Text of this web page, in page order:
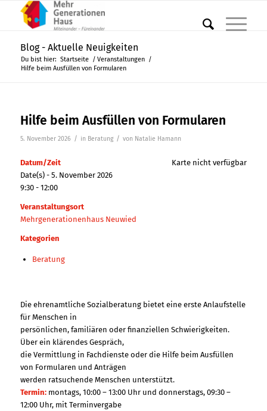
Blog - Aktuelle Neuigkeiten
Du bist hier: Startseite / Veranstaltungen /
Hilfe beim Ausfüllen von Formularen
Hilfe beim Ausfüllen von Formularen
5. November 2026 / in Beratung / von Natalie Hamann
Karte nicht verfügbar
Datum/Zeit
Date(s) - 5. November 2026
9:30 - 12:00
Veranstaltungsort
Mehrgenerationenhaus Neuwied
Kategorien
Beratung
Die ehrenamtliche Sozialberatung bietet eine erste Anlaufstelle
für Menschen in
persönlichen, familiären oder finanziellen Schwierigkeiten.
Über ein klärendes Gespräch,
die Vermittlung in Fachdienste oder die Hilfe beim Ausfüllen
von Formularen und Anträgen
werden ratsuchende Menschen unterstützt.
Termin: montags, 10:00 – 13:00 Uhr und donnerstags, 09:30 –
12:00 Uhr, mit Terminvergabe